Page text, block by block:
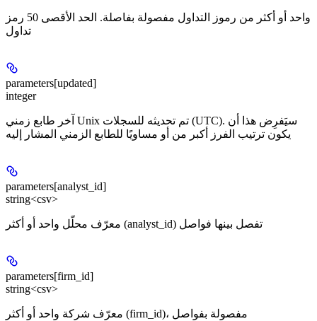
واحد أو أكثر من رموز التداول مفصولة بفاصلة. الحد الأقصى 50 رمز
تداول
parameters[updated]
integer
آخر طابع زمني Unix تم تحديثه للسجلات (UTC). سيَفرِض هذا أن
يكون ترتيب الفرز أكبر من أو مساويًا للطابع الزمني المشار إليه
parameters[analyst_id]
string<csv>
معرّف محلّل واحد أو أكثر (analyst_id) تفصل بينها فواصل
parameters[firm_id]
string<csv>
معرّف شركة واحد أو أكثر (firm_id)، مفصولة بفواصل